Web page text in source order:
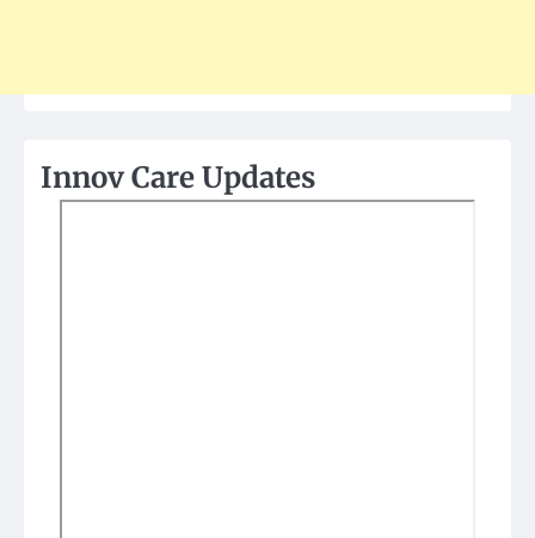
Innov Care Updates